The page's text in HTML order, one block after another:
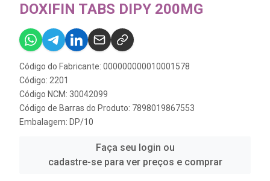
DOXIFIN TABS DIPY 200MG
Código do Fabricante: 000000000010001578
Código: 2201
Código NCM: 30042099
Código de Barras do Produto: 7898019867553
Embalagem: DP/10
Faça seu login ou
cadastre-se para ver preços e comprar